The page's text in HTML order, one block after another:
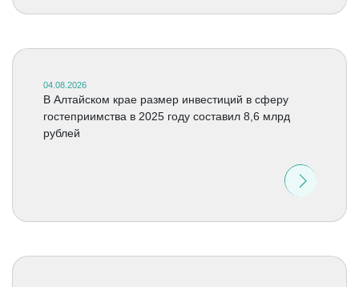
04.08.2026
В Алтайском крае размер инвестиций в сферу
гостеприимства в 2025 году составил 8,6 млрд
рублей